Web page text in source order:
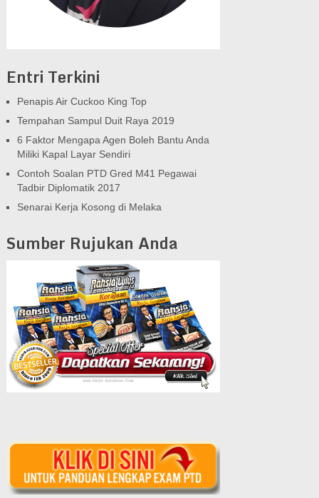
Entri Terkini
Penapis Air Cuckoo King Top
Tempahan Sampul Duit Raya 2019
6 Faktor Mengapa Agen Boleh Bantu Anda
Miliki Kapal Layar Sendiri
Contoh Soalan PTD Gred M41 Pegawai
Tadbir Diplomatik 2017
Senarai Kerja Kosong di Melaka
Sumber Rujukan Anda